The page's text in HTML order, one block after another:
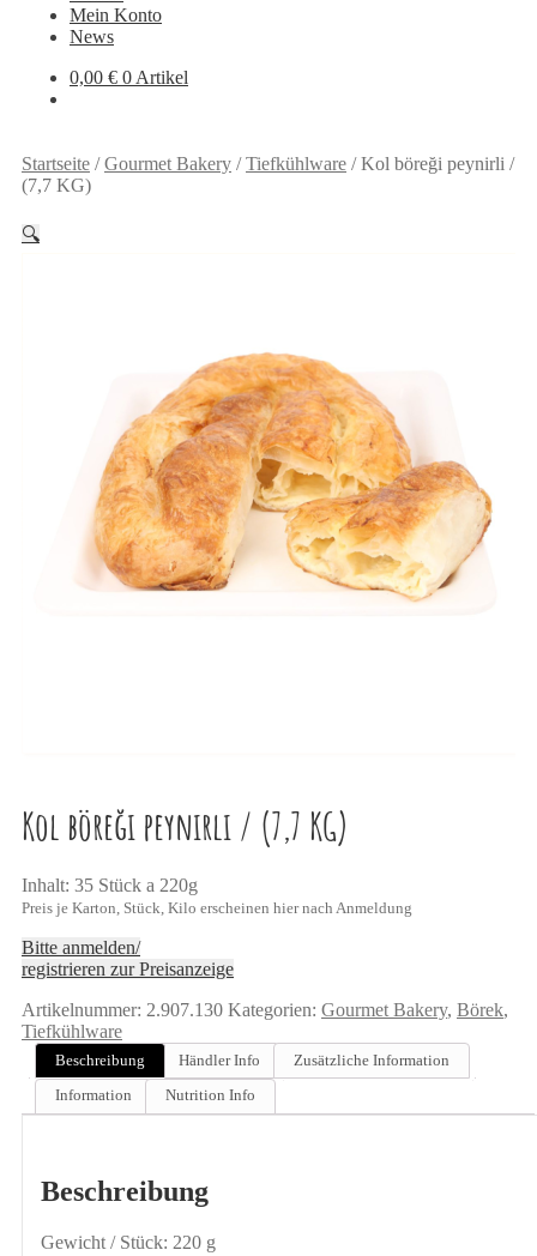
Mein Konto
News
0,00 € 0 Artikel
Startseite /Gourmet Bakery /Tiefkühlware /Kol böreği peynirli /
(7,7 KG)
🔍
Kol böreği peynirli / (7,7 KG)
Inhalt: 35 Stück a 220g
Preis je Karton, Stück, Kilo erscheinen hier nach Anmeldung
Bitte anmelden/
registrieren zur Preisanzeige
Artikelnummer: 2.907.130 Kategorien: Gourmet Bakery, Börek,
Tiefkühlware
Beschreibung Händler Info Zusätzliche Information
Information Nutrition Info
Beschreibung
Gewicht / Stück: 220 g